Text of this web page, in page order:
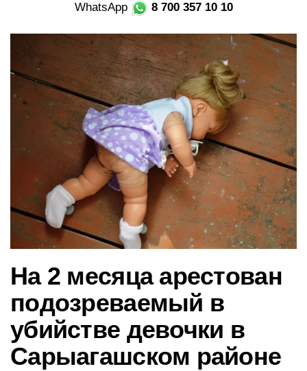
в
и
а
ц
и
ю
WhatsApp
8 700 357 10 10
На 2 месяца арестован
подозреваемый в
убийстве девочки в
Сарыагашском районе